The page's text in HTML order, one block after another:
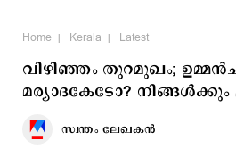
Home Kerala Latest
വിഴിഞ്ഞം തുറമുഖം;
മര്യാദകേടോ? നിങ്ങള്‍ക്കും
സ്വന്തം ലേഖകൻ